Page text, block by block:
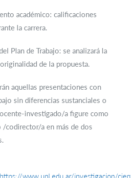
académico: calificaciones
la carrera.
Plan de Trabajo: se analizará la
de la propuesta.
aquellas presentaciones con
sin diferencias sustanciales o
investigado/a figure como
codirector/a en más de dos
https://www.unl.edu.ar/investigacion/